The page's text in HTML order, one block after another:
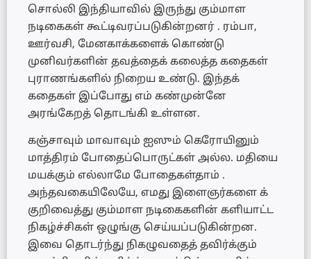
சொல்லி இந்தியாவில் இருந்து கும்மாள
நடிகைகள் கூட்டிவரப்படுகின்றனர் . ரம்பா,
ஊர்வசி, மேனகாக்களைக் கொண்டு
முனிவர்களின் தவத்தைக் கலைத்த கதைகள்
புராணங்களில் நிறைய உண்டு. இந்தக்
கதைகள் இப்போது எம் கண்முன்னே
அரங்கேறத் தொடங்கி உள்ளன.
கஞ்சாவும் மாவாவும் ஐஸும் கெரோயினும்
மாத்திரம் போதைப்பொருட்கள் அல்ல. மதியை
மயக்கும் எல்லாமே போதைகள்தாம் .
அந்தவகையிலேயே, எமது இளைஞர்களை க்
குறிவைத்து கும்மாள நடிகைகளின் களியாட்ட
நிகழ்ச்சிகள் ஒழுங்கு செய்யப்படுகின்றன.
இவை தொடர்ந்து நிகழுவதைத் தவிர்க்கும்